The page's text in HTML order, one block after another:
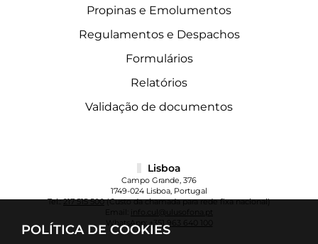
POLÍTICA DE COOKIES
Propinas e Emolumentos
Regulamentos e Despachos
Formulários
Relatórios
Validação de documentos
Lisboa
Campo Grande, 376
1749-024 Lisboa, Portugal
Tel.:217 515 500(Custo da chamada para rede fixa nacional)
info.cul@ulusofona.pt
WhatsApp:+351 963 640 100